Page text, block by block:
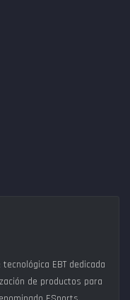
EBT dedicada
de productos para